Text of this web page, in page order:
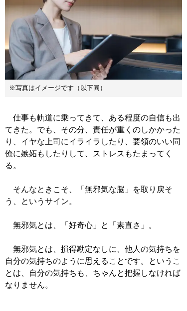
※写真はイメージです（以下同）
仕事も軌道に乗ってきて、ある程度の自信も出
てきた。でも、その分、責任が重くのしかかった
り、イヤな上司にイライラしたり、要領のいい同
僚に嫉妬もしたりして、ストレスもたまってく
る。
そんなときこそ、「無邪気な脳」を取り戻そ
う、というサイン。
無邪気とは、「好奇心」と「素直さ」。
無邪気とは、損得勘定なしに、他人の気持ちを
自分の気持ちのように思えることです。というこ
とは、自分の気持ちも、ちゃんと把握しなければ
なりません。